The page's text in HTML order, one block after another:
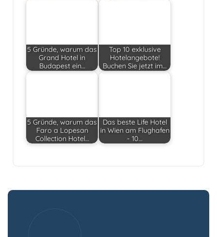
5 Gründe, warum das
Grand Hotel in
Budapest ein…
Top 10 exklusive
Hotelangebote!
Buchen Sie jetzt im…
5 Gründe, warum das
Faro a Lopesan
Collection Hotel…
Das beste Life Hotel
in Wien am Flughafen
- 10…